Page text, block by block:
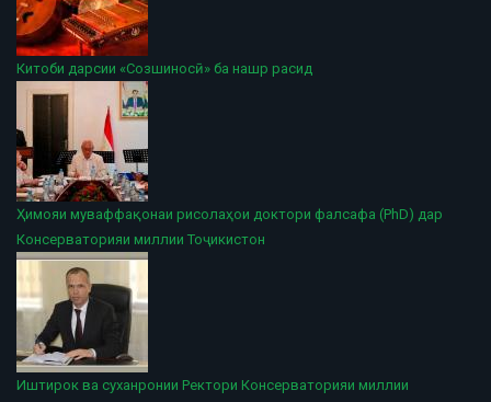
Китоби дарсии «Созшиносӣ» ба нашр расид
Ҳимояи муваффақонаи рисолаҳои доктори фалсафа (PhD) дар
Консерваторияи миллии Тоҷикистон
Иштирок ва суханронии Ректори Консерваторияи миллии